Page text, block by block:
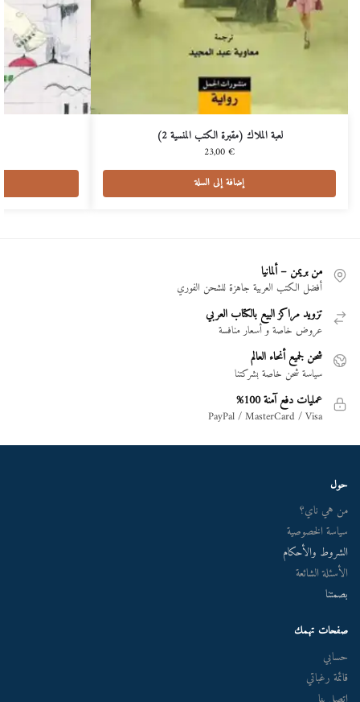
لعبة الملاك (مقبرة الكتب المنسية 2)
23,00€
إضافة إلى السلة
من بريمن – ألمانيا
أفضل الكتب العربية جاهزة للشحن الفوري
تزويد مراكز البيع بالكتاب العربي
عروض خاصة و أسعار منافسة
شحن لجميع أنحاء العالم
سياسة شحن خاصة بشركتنا
عمليات دفع آمنة 100%
PayPal / MasterCard / Visa
حول
من هي ناي؟
سياسة الخصوصية
الشروط والأحكام
الأسئلة الشائعة
بصمتنا
صفحات تهمك
حسابي
قائمة رغباتي